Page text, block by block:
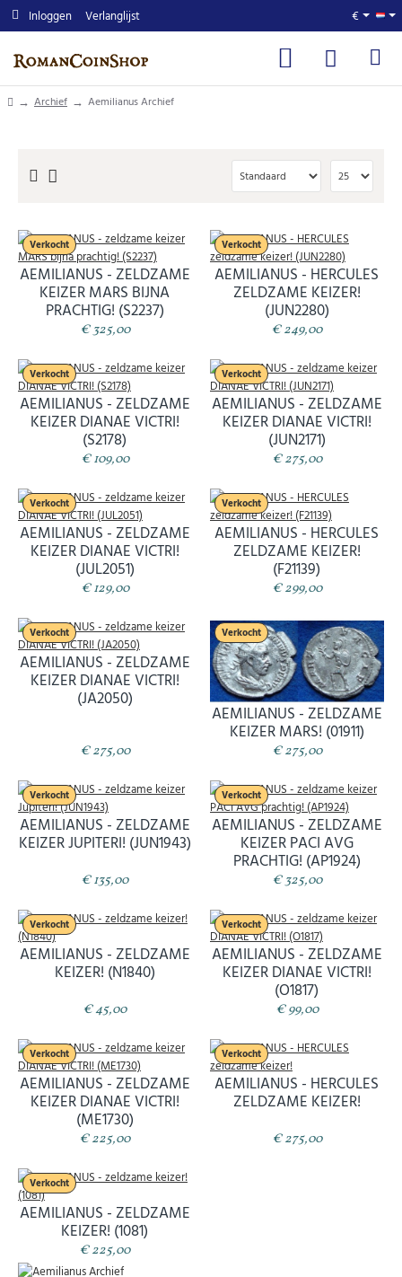
Schrijf u in voor onze gratis nieuwsbrief en ontvang
wekelijks een overzicht van de nieuwste munten en
Inloggen Verlanglijst €
homeArchief Aemilianus Archief
Verkocht
AEMILIANUS - ZELDZAME
KEIZER MARS BIJNA
PRACHTIG! (S2237)
€ 325,00
Verkocht
AEMILIANUS - HERCULES
ZELDZAME KEIZER!
(JUN2280)
€ 249,00
Verkocht
AEMILIANUS - ZELDZAME
KEIZER DIANAE VICTRI!
(S2178)
€ 109,00
Verkocht
AEMILIANUS - ZELDZAME
KEIZER DIANAE VICTRI!
(JUN2171)
€ 275,00
Verkocht
AEMILIANUS - ZELDZAME
KEIZER DIANAE VICTRI!
(JUL2051)
€ 129,00
Verkocht
AEMILIANUS - HERCULES
ZELDZAME KEIZER!
(F21139)
€ 299,00
Verkocht
AEMILIANUS - ZELDZAME
KEIZER DIANAE VICTRI!
(JA2050)
€ 275,00
Verkocht
AEMILIANUS - ZELDZAME
KEIZER MARS! (01911)
€ 275,00
Verkocht
AEMILIANUS - ZELDZAME
KEIZER JUPITERI! (JUN1943)
€ 135,00
Verkocht
AEMILIANUS - ZELDZAME
KEIZER PACI AVG
PRACHTIG! (AP1924)
€ 325,00
Verkocht
AEMILIANUS - ZELDZAME
KEIZER! (N1840)
€ 45,00
Verkocht
AEMILIANUS - ZELDZAME
KEIZER DIANAE VICTRI!
(O1817)
€ 99,00
Verkocht
AEMILIANUS - ZELDZAME
KEIZER DIANAE VICTRI!
(ME1730)
€ 225,00
Verkocht
AEMILIANUS - HERCULES
ZELDZAME KEIZER!
€ 275,00
Verkocht
AEMILIANUS - ZELDZAME
KEIZER! (1081)
€ 225,00